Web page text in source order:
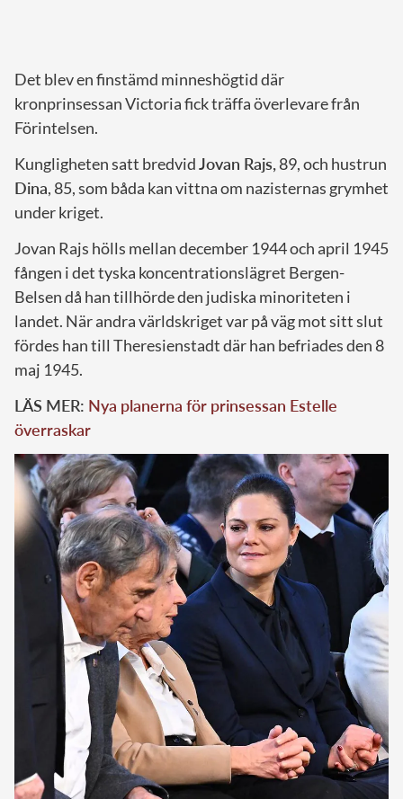
Det blev en finstämd minneshögtid där
kronprinsessan Victoria fick träffa överlevare från
Förintelsen.
Kungligheten satt bredvidJovan Rajs, 89, och hustrun
Dina, 85, som båda kan vittna om nazisternas grymhet
under kriget.
Jovan Rajs hölls mellan december 1944 och april 1945
fången i det tyska koncentrationslägret Bergen-
Belsen då han tillhörde den judiska minoriteten i
landet. När andra världskriget var på väg mot sitt slut
fördes han till Theresienstadt där han befriades den 8
maj 1945.
LÄS MER: Nya planerna för prinsessan Estelle
överraskar